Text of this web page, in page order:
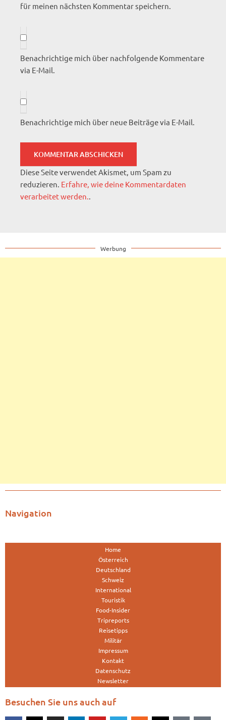
für meinen nächsten Kommentar speichern.
Benachrichtige mich über nachfolgende Kommentare
via E-Mail.
Benachrichtige mich über neue Beiträge via E-Mail.
Diese Seite verwendet Akismet, um Spam zu
reduzieren. Erfahre, wie deine Kommentardaten
verarbeitet werden..
Werbung
Navigation
Home
Österreich
Deutschland
Schweiz
International
Touristik
Food-Insider
Tripreports
Reisetipps
Militär
Impressum
Kontakt
Datenschutz
Newsletter
Besuchen Sie uns auch auf